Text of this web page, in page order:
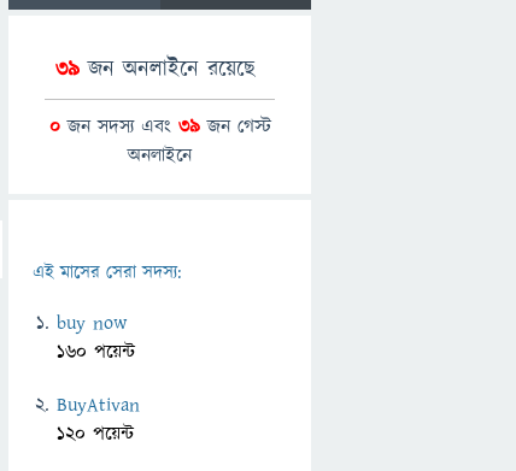
39জন অনলাইনে রয়েছে
0জন সদস্য এবং 39জন গেস্ট
অনলাইনে
এই মাসের সেরা সদস্য:
buy now
160 পয়েন্ট
BuyAtivan
120 পয়েন্ট